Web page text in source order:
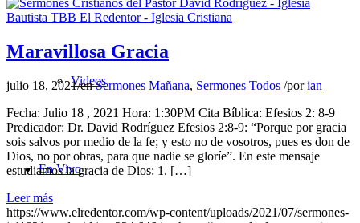
Videos
En Vivo
Maravillosa Gracia
julio 18, 2021/enSermones Mañana, Sermones Todos /porian
Fecha: Julio 18 , 2021 Hora: 1:30PM Cita Bíblica: Efesios 2: 8-9
Predicador: Dr. David Rodríguez Efesios 2:8-9: “Porque por gracia
sois salvos por medio de la fe; y esto no de vosotros, pues es don de
Dios, no por obras, para que nadie se gloríe”. En este mensaje
estudiamos la gracia de Dios: 1. […]
Leer más
https://www.elredentor.com/wp-content/uploads/2021/07/sermones-